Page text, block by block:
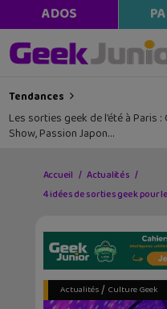
ADOS
Tendances
Les sorties geek de l’été à Paris
Show, Passion Japon…
Accueil
Actualités
4 idées de sorties geek pour
Actualités/ Culture Geek